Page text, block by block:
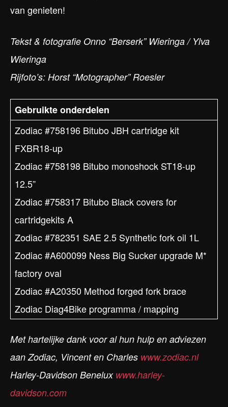
van genieten!
Tekst & fotografie Onno “Berserk” Wieringa / Ylva
Wieringa
Rijfoto’s: Horst “Motographer” Roesler
Gebruikte onderdelen
Zodiac #758196 Bitubo JBH cartridge kit
FXBR18-up
Zodiac #758198 Bitubo monoshock ST18-up
12.5”
Zodiac #758317 Bitubo Black covers for
cartridgekits A
Zodiac #782351 SAE 2.5 Synthetic fork oil 1L
Zodiac #A600099 Ness Big Sucker upgrade M*
factory oval
Zodiac #A20350 Method forged fork brace
Zodiac Diag4Bike programma / mapping
Met hartelijke dank voor al hun hulp en adviezen
aan Zodiac, Vincent en Charles www.zodiac.nl
Harley-Davidson Benelux www.harley-
davidson.com